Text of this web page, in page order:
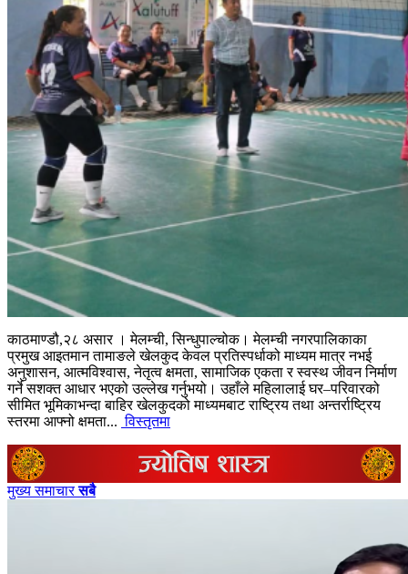
काठमाण्डौ,२८ असार । मेलम्ची, सिन्धुपाल्चोक। मेलम्ची नगरपालिकाका
प्रमुख आइतमान तामाङले खेलकुद केवल प्रतिस्पर्धाको माध्यम मात्र नभई
अनुशासन, आत्मविश्वास, नेतृत्व क्षमता, सामाजिक एकता र स्वस्थ जीवन निर्माण
गर्ने सशक्त आधार भएको उल्लेख गर्नुभयो। उहाँले महिलालाई घर–परिवारको
सीमित भूमिकाभन्दा बाहिर खेलकुदको माध्यमबाट राष्ट्रिय तथा अन्तर्राष्ट्रिय
स्तरमा आफ्नो क्षमता... विस्तृतमा
मुख्य समाचार सबै